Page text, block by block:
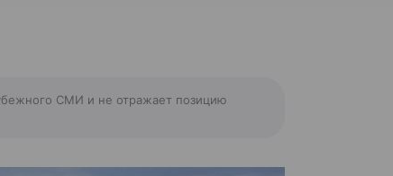
СМИ и не отражает позицию